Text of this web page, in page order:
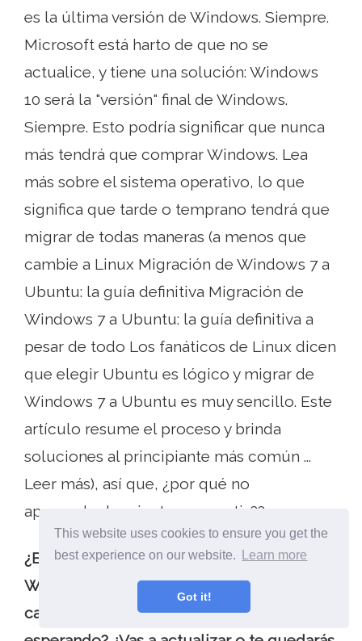
This website uses cookies to ensure you get the
best experience on our website.
Learn more
Got it!
es la última versión de Windows. Siempre.
Microsoft está harto de que no se
actualice, y tiene una solución: Windows
10 será la "versión" final de Windows.
Siempre. Esto podría significar que nunca
más tendrá que comprar Windows. Lea
más sobre el sistema operativo, lo que
significa que tarde o temprano tendrá que
migrar de todas maneras (a menos que
cambie a Linux Migración de Windows 7 a
Ubuntu: la guía definitiva Migración de
Windows 7 a Ubuntu: la guía definitiva a
pesar de todo Los fanáticos de Linux dicen
que elegir Ubuntu es lógico y migrar de
Windows 7 a Ubuntu es muy sencillo. Este
artículo resume el proceso y brinda
soluciones al principiante más común ...
Leer más), así que, ¿por qué no
aprovecharla mientras es gratis??
¿Es el paquete de transformación de
Windows 10 satisfactorio para usted? ¿Qué
características de Windows 10 estás